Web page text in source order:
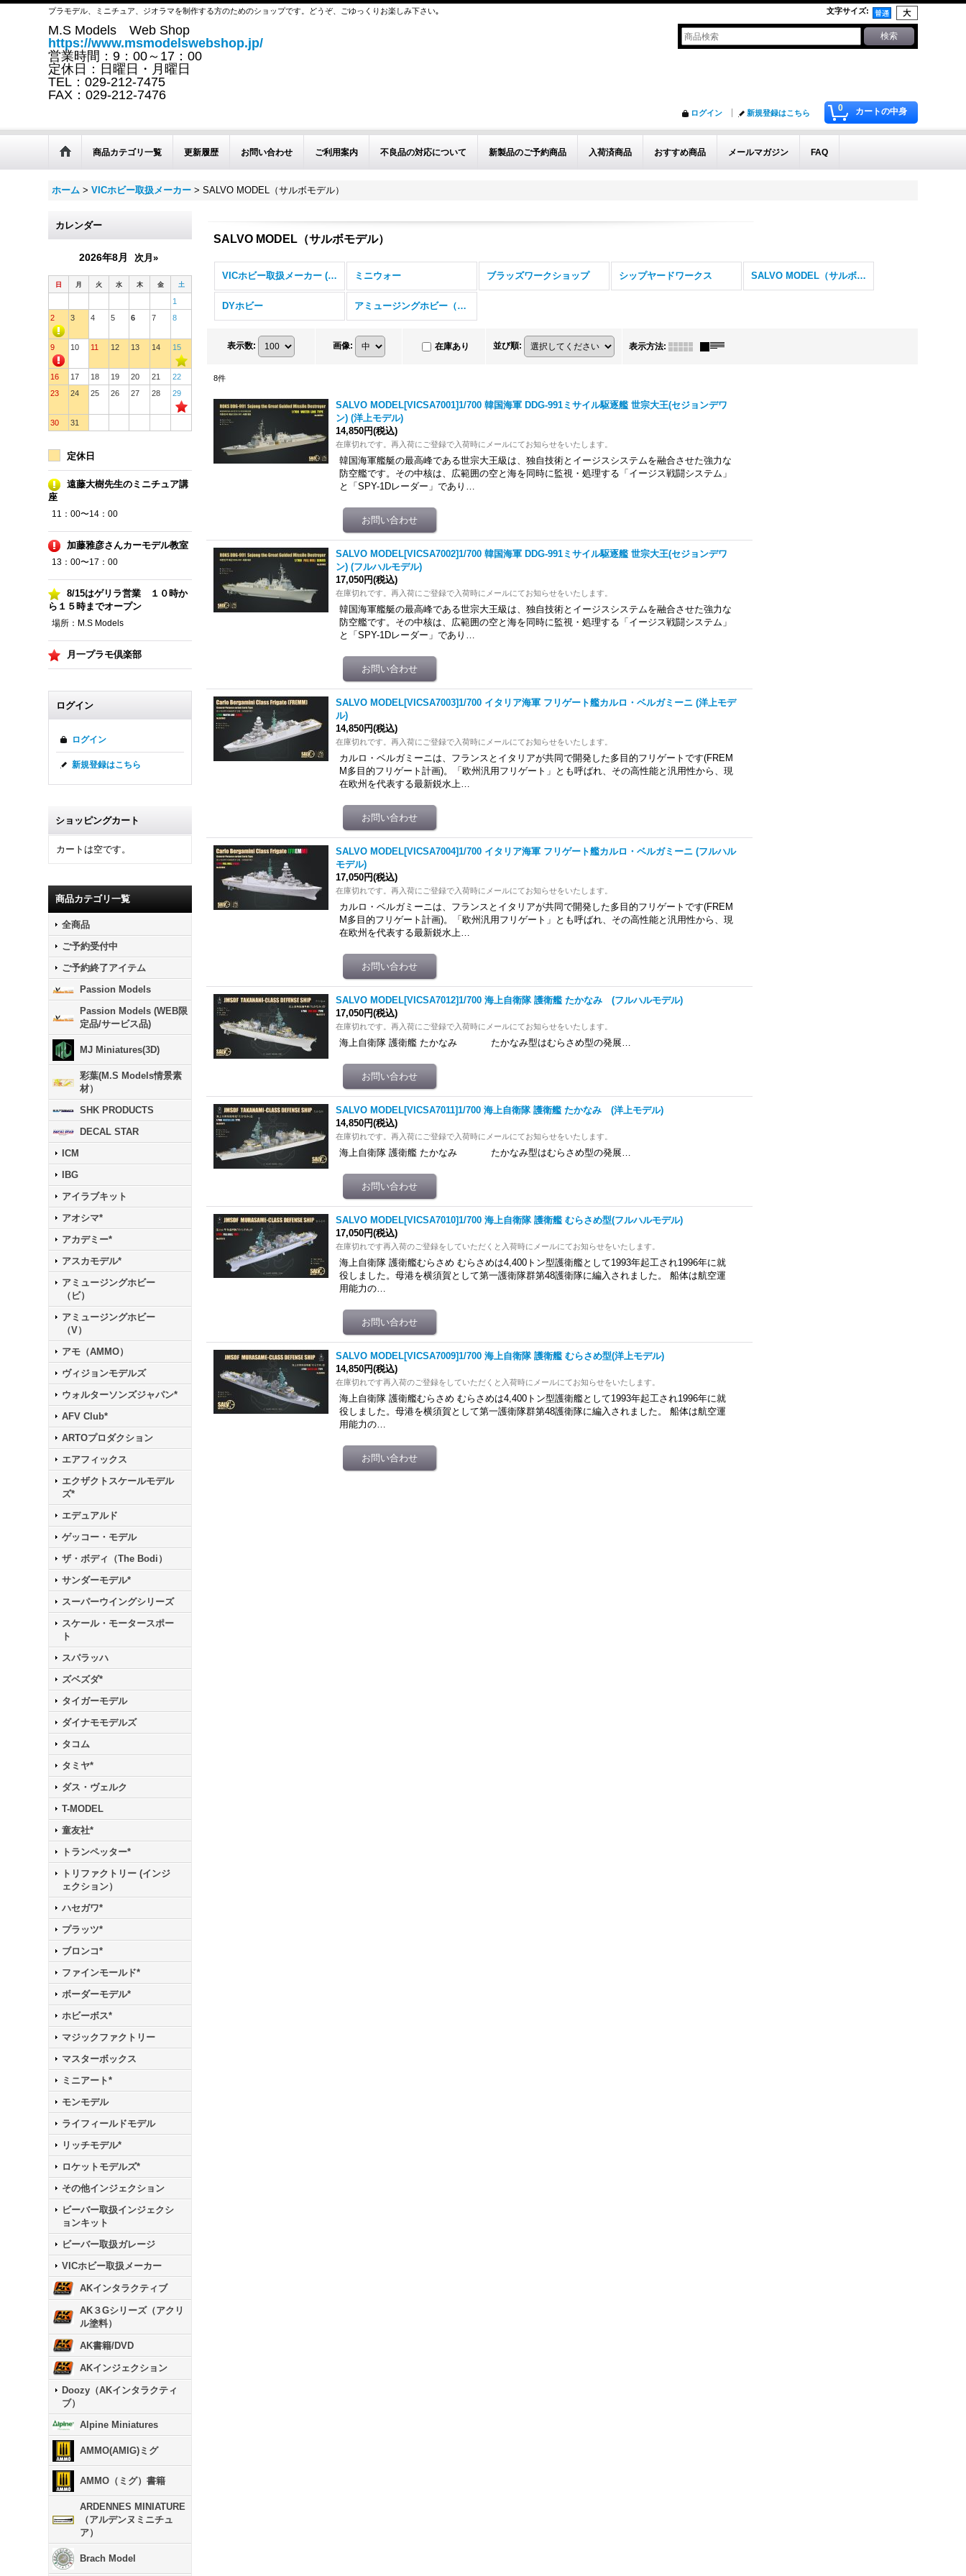
プラモデル、ミニチュア、ジオラマを制作する方のためのショップです。どうぞ、ごゆっくりお楽しみ下さい｡ 文字サイズ:
M.S Models Web Shop
https://www.msmodelswebshop.jp/
営業時間：9：00～17：00
定休日：日曜日・月曜日
TEL：029-212-7475
FAX：029-212-7476
0 カートの中身
ログイン 新規登録はこちら
商品カテゴリ一覧 更新履歴 お問い合わせ ご利用案内 不良品の対応について 新製品のご予約商品 入荷済商品 おすすめ商品 メールマガジン FAQ
ホーム > VICホビー取扱メーカー > SALVO MODEL（サルボモデル）
カレンダー
2026年8月 次月»
日 月 火 水 木 金 土
1
2
3 4 5 6 7 8
9 10 11 12 13 14 15
16 17 18 19 20 21
22
23
24 25 26 27 28 29
30 31
定休日
遠藤大樹先生のミニチュア講
座
11：00〜14：00
加藤雅彦さんカーモデル教室
13：00〜17：00
8/15はゲリラ営業 １０時か
ら１５時までオープン
場所：M.S Models
月一プラモ倶楽部
ログイン
ログイン
新規登録はこちら
ショッピングカート
カートは空です。
商品カテゴリ一覧
全商品
ご予約受付中
ご予約終了アイテム
Passion Models
Passion Models (WEB限
定品/サービス品)
MJ Miniatures(3D)
彩葉(M.S Models情景素
材）
SHK PRODUCTS
DECAL STAR
ICM
IBG
アイラブキット
アオシマ*
アカデミー*
アスカモデル*
アミュージングホビー
（ビ）
アミュージングホビー
（V）
アモ（AMMO）
ヴィジョンモデルズ
ウォルターソンズジャパン*
AFV Club*
ARTOプロダクション
エアフィックス
エクザクトスケールモデル
ズ*
エデュアルド
ゲッコー・モデル
ザ・ボディ（The Bodi）
サンダーモデル*
スーパーウイングシリーズ
スケール・モータースポー
ト
スパラッハ
ズベズダ*
タイガーモデル
ダイナモモデルズ
タコム
タミヤ*
ダス・ヴェルク
T-MODEL
童友社*
トランペッター*
トリファクトリー (インジ
ェクション）
ハセガワ*
プラッツ*
ブロンコ*
ファインモールド*
ボーダーモデル*
ホビーボス*
マジックファクトリー
マスターボックス
ミニアート*
モンモデル
ライフィールドモデル
リッチモデル*
ロケットモデルズ*
その他インジェクション
ビーバー取扱インジェクシ
ョンキット
ビーバー取扱ガレージ
VICホビー取扱メーカー
AKインタラクティブ
AK３Gシリーズ（アクリ
ル塗料）
AK書籍/DVD
AKインジェクション
Doozy（AKインタラクティ
ブ）
Alpine Miniatures
AMMO(AMIG)ミグ
AMMO（ミグ）書籍
ARDENNES MINIATURE
（アルデンヌミニチュ
ア）
Brach Model
SALVO MODEL（サルボモデル）
VICホビー取扱メーカー (全商品) ミニウォー ブラッズワークショップ シップヤードワークス SALVO MODEL（サルボモデル）
DYホビー アミュージングホビー（V）
表示数: 画像: 在庫あり 並び順: 表示方法:
8件
SALVO MODEL[VICSA7001]1/700 韓国海軍 DDG-991ミサイル駆逐艦 世宗大王(セジョンデワ
ン) (洋上モデル)
14,850円(税込)
在庫切れです。再入荷にご登録で入荷時にメールにてお知らせをいたします。
韓国海軍艦艇の最高峰である世宗大王級は、独自技術とイージスシステムを融合させた強力な
防空艦です。その中核は、広範囲の空と海を同時に監視・処理する「イージス戦闘システム」
と「SPY-1Dレーダー」であり…
SALVO MODEL[VICSA7002]1/700 韓国海軍 DDG-991ミサイル駆逐艦 世宗大王(セジョンデワ
ン) (フルハルモデル)
17,050円(税込)
在庫切れです。再入荷にご登録で入荷時にメールにてお知らせをいたします。
韓国海軍艦艇の最高峰である世宗大王級は、独自技術とイージスシステムを融合させた強力な
防空艦です。その中核は、広範囲の空と海を同時に監視・処理する「イージス戦闘システム」
と「SPY-1Dレーダー」であり…
SALVO MODEL[VICSA7003]1/700 イタリア海軍 フリゲート艦カルロ・ベルガミーニ (洋上モデ
ル)
14,850円(税込)
在庫切れです。再入荷にご登録で入荷時にメールにてお知らせをいたします。
カルロ・ベルガミーニは、フランスとイタリアが共同で開発した多目的フリゲートです(FREM
M多目的フリゲート計画)。「欧州汎用フリゲート」とも呼ばれ、その高性能と汎用性から、現
在欧州を代表する最新鋭水上…
SALVO MODEL[VICSA7004]1/700 イタリア海軍 フリゲート艦カルロ・ベルガミーニ (フルハル
モデル)
17,050円(税込)
在庫切れです。再入荷にご登録で入荷時にメールにてお知らせをいたします。
カルロ・ベルガミーニは、フランスとイタリアが共同で開発した多目的フリゲートです(FREM
M多目的フリゲート計画)。「欧州汎用フリゲート」とも呼ばれ、その高性能と汎用性から、現
在欧州を代表する最新鋭水上…
SALVO MODEL[VICSA7012]1/700 海上自衛隊 護衛艦 たかなみ (フルハルモデル)
17,050円(税込)
在庫切れです。再入荷にご登録で入荷時にメールにてお知らせをいたします。
海上自衛隊 護衛艦 たかなみ たかなみ型はむらさめ型の発展…
SALVO MODEL[VICSA7011]1/700 海上自衛隊 護衛艦 たかなみ (洋上モデル)
14,850円(税込)
在庫切れです。再入荷にご登録で入荷時にメールにてお知らせをいたします。
海上自衛隊 護衛艦 たかなみ たかなみ型はむらさめ型の発展…
SALVO MODEL[VICSA7010]1/700 海上自衛隊 護衛艦 むらさめ型(フルハルモデル)
17,050円(税込)
在庫切れです再入荷のご登録をしていただくと入荷時にメールにてお知らせをいたします。
海上自衛隊 護衛艦むらさめ むらさめは4,400トン型護衛艦として1993年起工され1996年に就
役しました。母港を横須賀として第一護衛隊群第48護衛隊に編入されました。 船体は航空運
用能力の…
SALVO MODEL[VICSA7009]1/700 海上自衛隊 護衛艦 むらさめ型(洋上モデル)
14,850円(税込)
在庫切れです再入荷のご登録をしていただくと入荷時にメールにてお知らせをいたします。
海上自衛隊 護衛艦むらさめ むらさめは4,400トン型護衛艦として1993年起工され1996年に就
役しました。母港を横須賀として第一護衛隊群第48護衛隊に編入されました。 船体は航空運
用能力の…